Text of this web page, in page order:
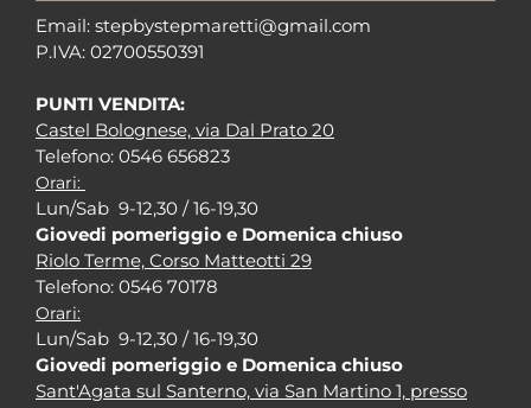
Email: stepbystepmaretti@gmail.com
P.IVA: 02700550391
PUNTI VENDITA:
Castel Bolognese, via Dal Prato 20
Telefono: 0546 656823
Orari:
Lun/Sab 9-12,30 / 16-19,30
Giovedi pomeriggio e Domenica chiuso
Riolo Terme, Corso Matteotti 29
Telefono: 0546 70178
Orari:
Lun/Sab 9-12,30 / 16-19,30
Giovedi pomeriggio e Domenica chiuso
Sant'Agata sul Santerno, via San Martino 1, presso